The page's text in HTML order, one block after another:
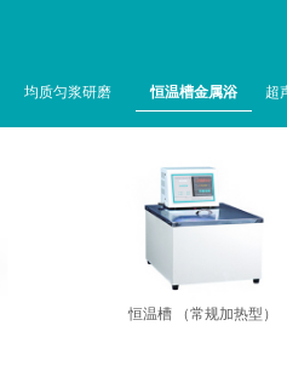
均质匀浆研磨 恒温槽金属浴 超
恒温槽 （常规加热型）